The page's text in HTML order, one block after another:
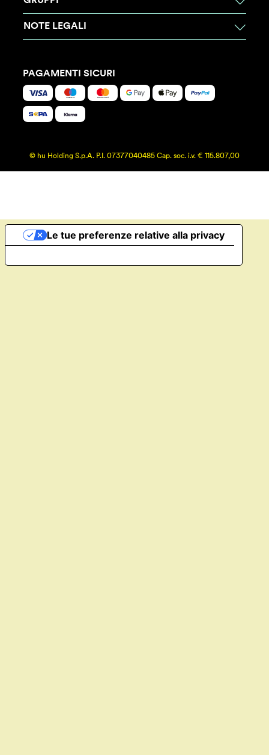
NOTE LEGALI
PAGAMENTI SICURI
© hu Holding S.p.A. P.I. 07377040485 Cap. soc. i.v. € 115.807,00
Le tue preferenze relative alla privacy